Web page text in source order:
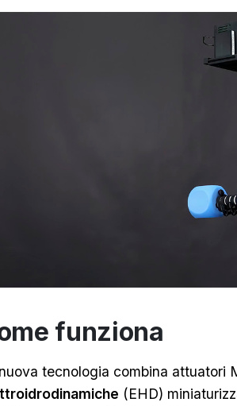
funziona
tecnologia combina attuatori
(EHD)